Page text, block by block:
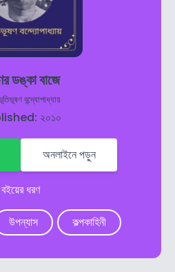
ডঙ্কা বাজে
বন্দ্যোপাধ্যায়
২০১০
অনলাইনে পড়ুন
বইয়ের ধরণ
উপন্যাস কল্পকাহিনী